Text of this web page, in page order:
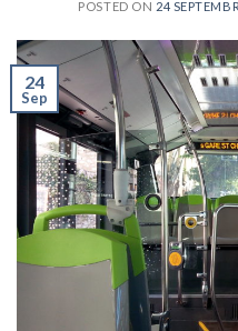
POSTED ON 24
24
Sep